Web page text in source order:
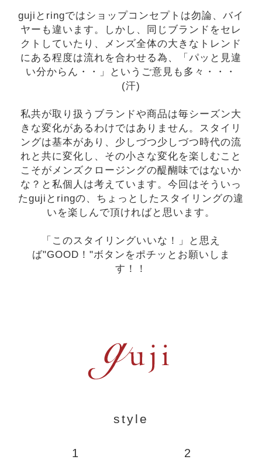
gujiとringではショップコンセプトは勿論、バイ
ヤーも違います。しかし、同じブランドをセレ
クトしていたり、メンズ全体の大きなトレンド
にある程度は流れを合わせる為、「パッと見違
い分からん・・」というご意見も多々・・・
(汗)
私共が取り扱うブランドや商品は毎シーズン大
きな変化があるわけではありません。スタイリ
ングは基本があり、少しづつ少しづつ時代の流
れと共に変化し、その小さな変化を楽しむこと
こそがメンズクロージングの醍醐味ではないか
な？と私個人は考えています。今回はそういっ
たgujiとringの、ちょっとしたスタイリングの違
いを楽しんで頂ければと思います。
「このスタイリングいいな！」と思え
ば"GOOD！"ボタンをポチッとお願いしま
す！！
style
1 2